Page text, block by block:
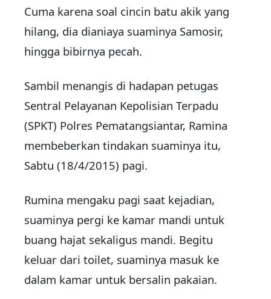
Cuma karena soal cincin batu akik yang
hilang, dia dianiaya suaminya Samosir,
hingga bibirnya pecah.
Sambil menangis di hadapan petugas
Sentral Pelayanan Kepolisian Terpadu
(SPKT) Polres Pematangsiantar, Ramina
membeberkan tindakan suaminya itu,
Sabtu (18/4/2015) pagi.
Rumina mengaku pagi saat kejadian,
suaminya pergi ke kamar mandi untuk
buang hajat sekaligus mandi. Begitu
keluar dari toilet, suaminya masuk ke
dalam kamar untuk bersalin pakaian.